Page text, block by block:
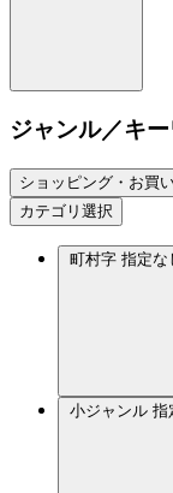
ジャンル／キ
ショッピング・お買
カテゴリ選択
町村字 指定な
小ジャンル 指